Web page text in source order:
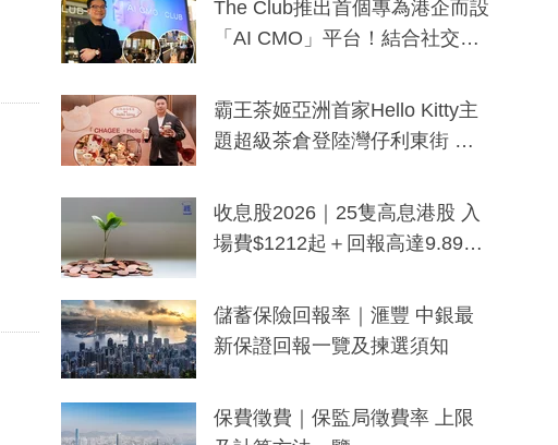
The Club推出首個專為港企而設
「AI CMO」平台！結合社交聆
分鐘生成「貼地」宣傳短片
霸王茶姬亞洲首家Hello Kitty主
題超級茶倉登陸灣仔利東街 推
y及香港限定特調系列
收息股2026｜25隻高息港股 入
場費$1212起＋回報高達9.89
儲蓄保險回報率｜滙豐 中銀最
新保證回報一覽及揀選須知
保費徵費｜保監局徵費率 上限